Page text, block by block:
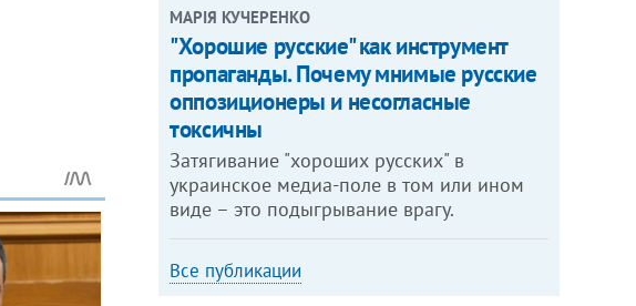
МАРІЯ КУЧЕРЕНКО
"Хорошие русские" как инструмент
пропаганды. Почему мнимые русские
оппозиционеры и несогласные
токсичны
Затягивание "хороших русских" в
украинское медиа-поле в том или ином
виде – это подыгрывание врагу.
Все публикации